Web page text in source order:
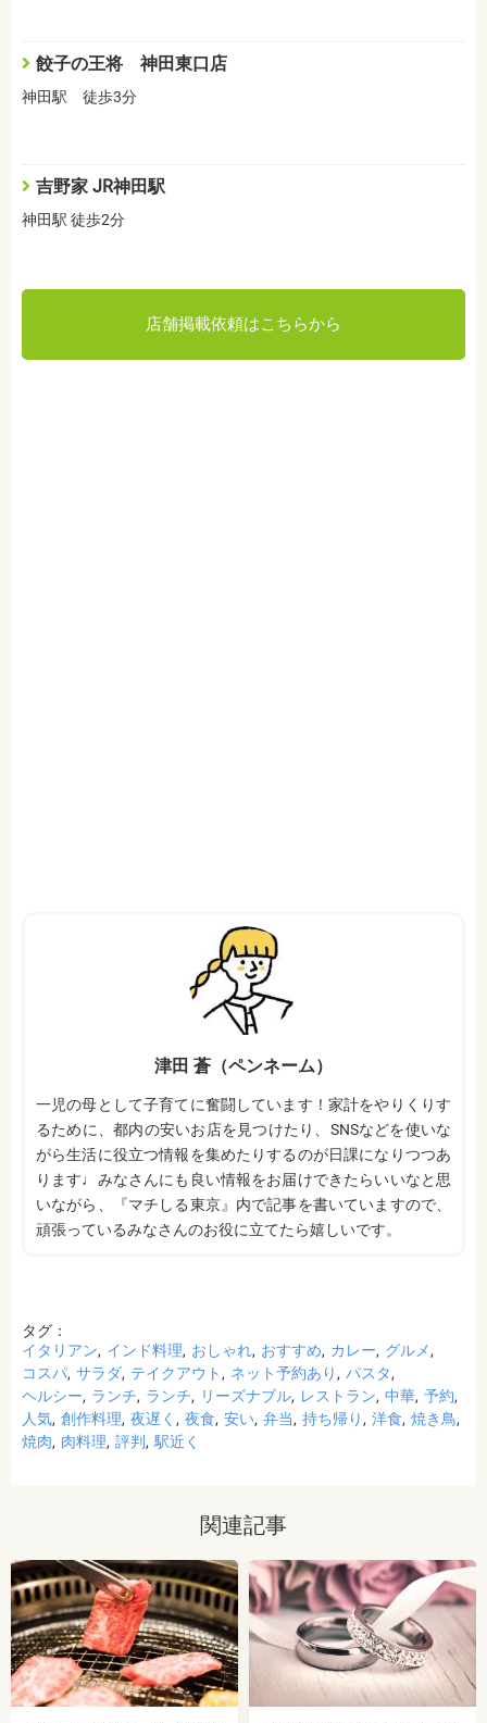
餃子の王将 神田東口店
神田駅 徒歩3分
吉野家 JR神田駅
神田駅 徒歩2分
店舗掲載依頼はこちらから
津田 蒼（ペンネーム）
一児の母として子育てに奮闘しています！家計をやりくりす
るために、都内の安いお店を見つけたり、SNSなどを使いな
がら生活に役立つ情報を集めたりするのが日課になりつつあ
ります♩みなさんにも良い情報をお届けできたらいいなと思
いながら、『マチしる東京』内で記事を書いていますので、
頑張っているみなさんのお役に立てたら嬉しいです。
タグ：
イタリアン
インド料理 おしゃれ おすすめ カレー
グルメ
コスパ サラダ テイクアウト ネット予約あり
パスタ
ヘルシー
ランチ ランチ リーズナブル レストラン 中華 予約
人気 創作料理 夜遅く 夜食 安い 弁当 持ち帰り 洋食 焼き鳥
焼肉
肉料理 評判 駅近く
関連記事